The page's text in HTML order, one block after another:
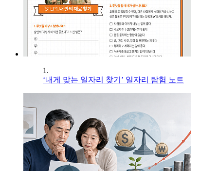
1.
‘내게 맞는 일자리 찾기’ 일자리 탐험 노트